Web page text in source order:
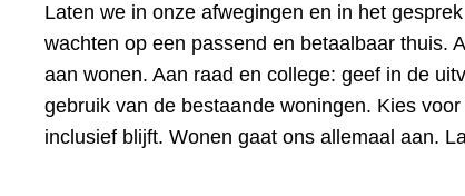
Laten we in onze afwegingen en in het
wachten op een passend en betaalbaar thuis.
aan wonen. Aan raad en college: geef in de
gebruik van de bestaande woningen. Kies
inclusief blijft. Wonen gaat ons allemaal aan.